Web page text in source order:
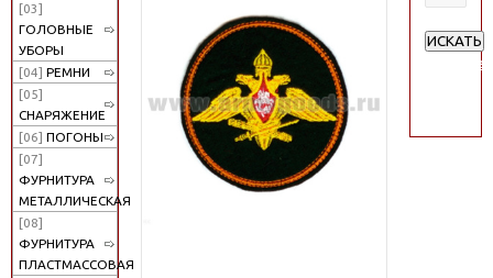
[03]
ГОЛОВНЫЕ
УБОРЫ
[04] РЕМНИ
[05]
СНАРЯЖЕНИЕ
[06] ПОГОНЫ
[07]
ФУРНИТУРА
МЕТАЛЛИЧЕСКАЯ
[08]
ФУРНИТУРА
ПЛАСТМАССОВАЯ
ИСКАТЬ